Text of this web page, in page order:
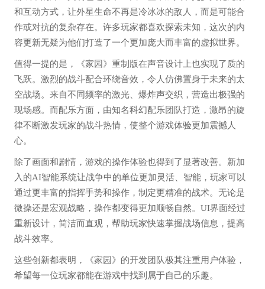
和互动方式，让外星生命不再是冷冰冰的敌人，而是可能合
作或对抗的复杂存在。许多玩家都喜欢探索未知，这次的内
容更新无疑为他们打造了一个更加庞大而丰富的虚拟世界。
值得一提的是，《家园》重制版在声音设计上也实现了质的
飞跃。激烈的战斗配合环绕音效，令人仿佛置身于未来的太
空战场。来自不同频率的激光、爆炸声交织，营造出极强的
现场感。而配乐方面，由知名科幻配乐团队打造，激昂的旋
律不断激发玩家的战斗热情，使整个游戏体验更加震撼人
心。
除了画面和剧情，游戏的操作体验也得到了显著改善。新加
入的AI智能系统让战争中的单位更加灵活、智能，玩家可以
通过更丰富的指挥手势和操作，制定更精准的战术。无论是
微操还是宏观战略，操作都变得更加顺畅自然。UI界面经过
重新设计，简洁而直观，帮助玩家快速掌握战场信息，提高
战斗效率。
这些创新都表明，《家园》的开发团队极其注重用户体验，
希望每一位玩家都能在游戏中找到属于自己的乐趣。